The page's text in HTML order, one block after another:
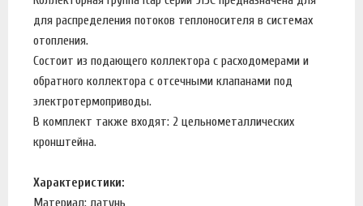
для распределения потоков теплоносителя в системах
отопления.
Состоит из подающего коллектора с расходомерами и
обратного коллектора с отсечными клапанами под
электротермоприводы.
В комплект также входят: 2 цельнометаллических
кронштейна.
Характеристики:
Материал: латунь